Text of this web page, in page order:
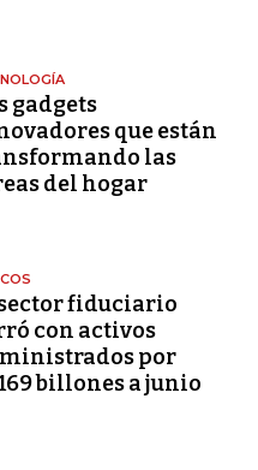
gadgets
que están
las
del hogar
fiduciario
con activos
por
billones a junio